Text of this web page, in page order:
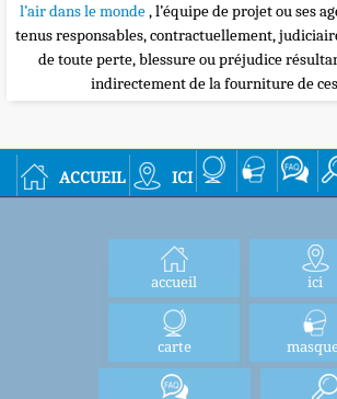
l’air dans le monde, l’équipe de projet ou ses
tenus responsables, contractuellement,
de toute perte, blessure ou préjudice
indirectement de la fourniture de
accueil ici
accueil ici
carte